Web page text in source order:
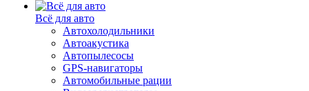
Всё для авто
Автохолодильники
Автоакустика
Автопылесосы
GPS-навигаторы
Автомобильные рации